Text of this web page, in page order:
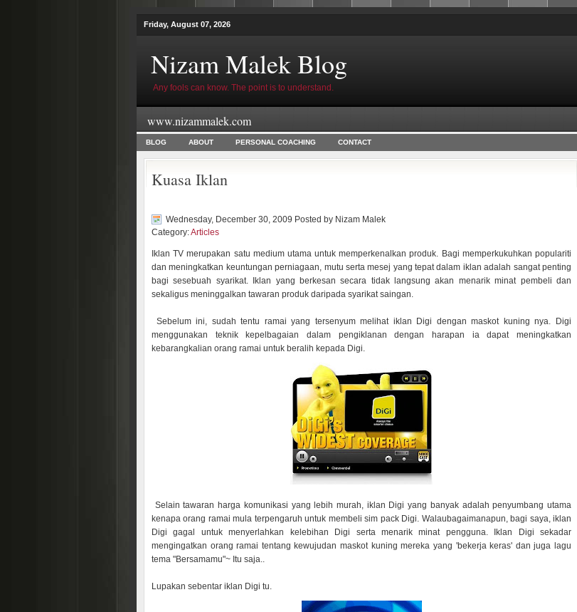
Friday, August 07, 2026
Nizam Malek Blog
Any fools can know. The point is to understand.
www.nizammalek.com
BLOG ABOUT PERSONAL COACHING CONTACT
Kuasa Iklan
Wednesday, December 30, 2009 Posted by Nizam Malek
Category:Articles
Iklan TV merupakan satu medium utama untuk memperkenalkan produk. Bagi memperkukuhkan populariti
dan meningkatkan keuntungan perniagaan, mutu serta mesej yang tepat dalam iklan adalah sangat penting
bagi sesebuah syarikat. Iklan yang berkesan secara tidak langsung akan menarik minat pembeli dan
sekaligus meninggalkan tawaran produk daripada syarikat saingan.
Sebelum ini, sudah tentu ramai yang tersenyum melihat iklan Digi dengan maskot kuning nya. Digi
menggunakan teknik kepelbagaian dalam pengiklanan dengan harapan ia dapat meningkatkan
kebarangkalian orang ramai untuk beralih kepada Digi.
Selain tawaran harga komunikasi yang lebih murah, iklan Digi yang banyak adalah penyumbang utama
kenapa orang ramai mula terpengaruh untuk membeli sim pack Digi. Walaubagaimanapun, bagi saya, iklan
Digi gagal untuk menyerlahkan kelebihan Digi serta menarik minat pengguna. Iklan Digi sekadar
mengingatkan orang ramai tentang kewujudan maskot kuning mereka yang 'bekerja keras' dan juga lagu
tema "Bersamamu"~ Itu saja..
Lupakan sebentar iklan Digi tu.